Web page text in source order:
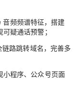
频频谱特征，搭建
疑通话预警；
路跳转域名，完善多
小程序、公众号页面